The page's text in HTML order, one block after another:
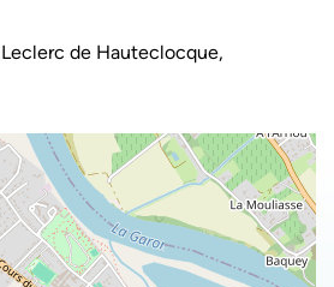
de Hauteclocque,